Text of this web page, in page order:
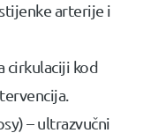
arterije i
cirkulaciji kod
– ultrazvučni